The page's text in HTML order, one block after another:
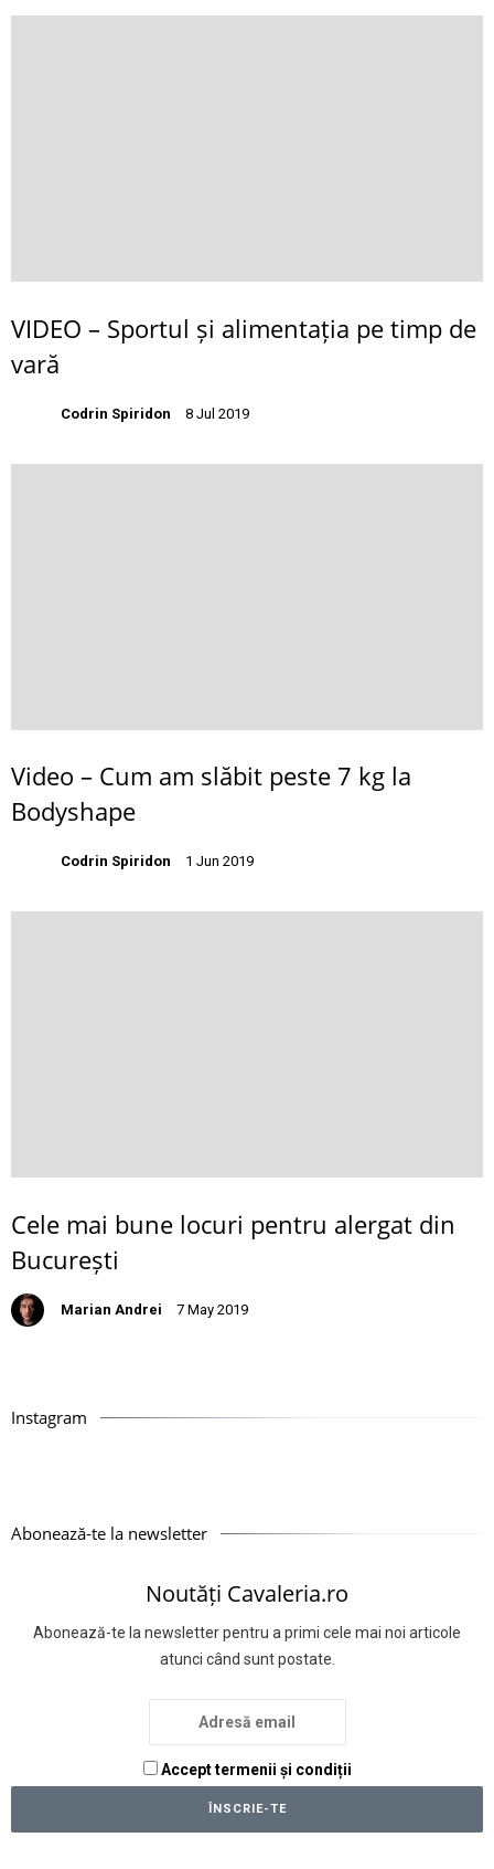
VIDEO – Sportul și alimentația pe timp de
vară
Codrin Spiridon 8 Jul 2019
Video – Cum am slăbit peste 7 kg la
Bodyshape
Codrin Spiridon 1 Jun 2019
Cele mai bune locuri pentru alergat din
București
Marian Andrei 7 May 2019
Instagram
Abonează-te la newsletter
Noutăți Cavaleria.ro
Abonează-te la newsletter pentru a primi cele mai noi articole
atunci când sunt postate.
Accept termenii și condiții